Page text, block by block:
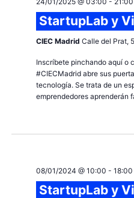
StartupLab y
CIEC Madrid Calle del Prat,
Inscríbete pinchando aquí o
#CIECMadrid abre sus
tecnología. Se trata de un
emprendedores aprenderán
08/01/2024 @ 10:00 - 18:00
StartupLab y